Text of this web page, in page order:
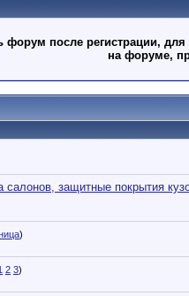
после регистрации,
на форуме,
защитные покрытия
)
2 3)